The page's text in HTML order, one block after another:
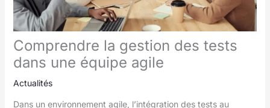
Comprendre la gestion des tests
dans une équipe agile
Actualités
Dans un environnement agile, l’intégration des tests au